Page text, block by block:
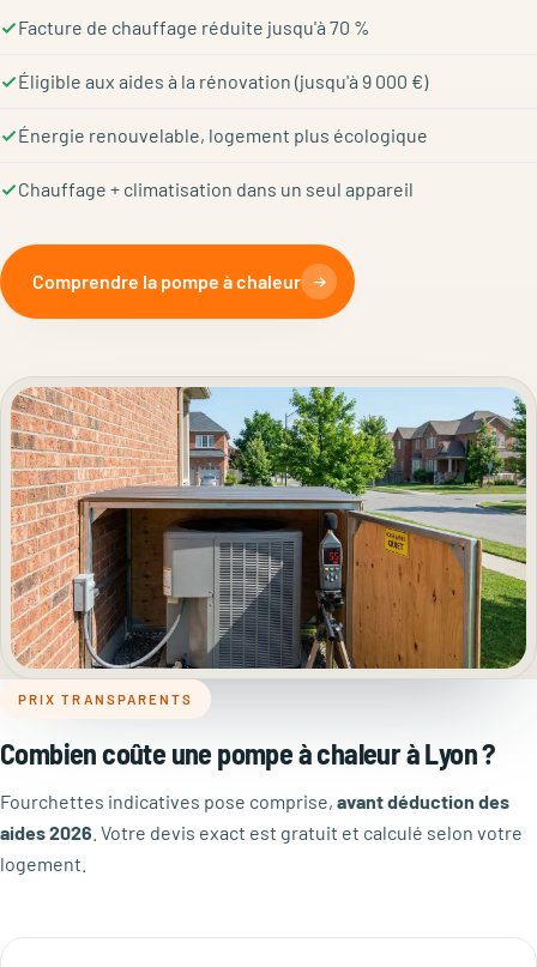
Facture de chauffage réduite jusqu'à 70 %
Éligible aux aides à la rénovation (jusqu'à 9 000 €)
Énergie renouvelable, logement plus écologique
Chauffage + climatisation dans un seul appareil
Comprendre la pompe à chaleur
PRIX TRANSPARENTS
Combien coûte une pompe à chaleur à Lyon ?
Fourchettes indicatives pose comprise, avant déduction des
aides 2026 . Votre devis exact est gratuit et calculé selon votre
logement.